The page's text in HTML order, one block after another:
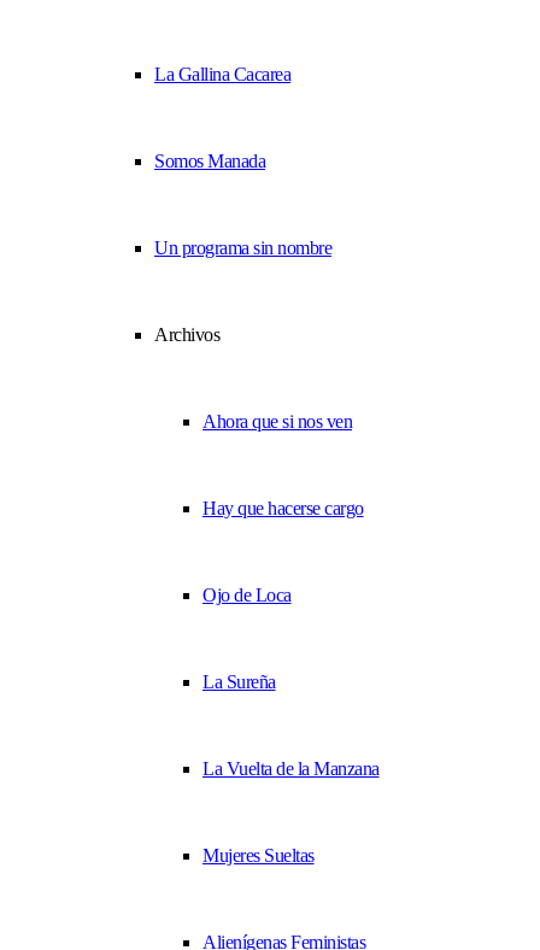
La Gallina Cacarea
Somos Manada
Un programa sin nombre
Archivos
Ahora que si nos ven
Hay que hacerse cargo
Ojo de Loca
La Sureña
La Vuelta de la Manzana
Mujeres Sueltas
Alienígenas Feministas